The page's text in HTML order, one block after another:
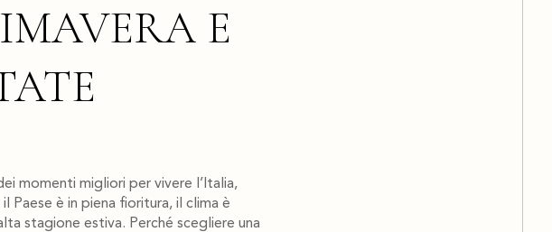
E
momenti migliori per vivere l’Italia,
Paese è in piena fioritura, il clima è
stagione estiva. Perché scegliere una